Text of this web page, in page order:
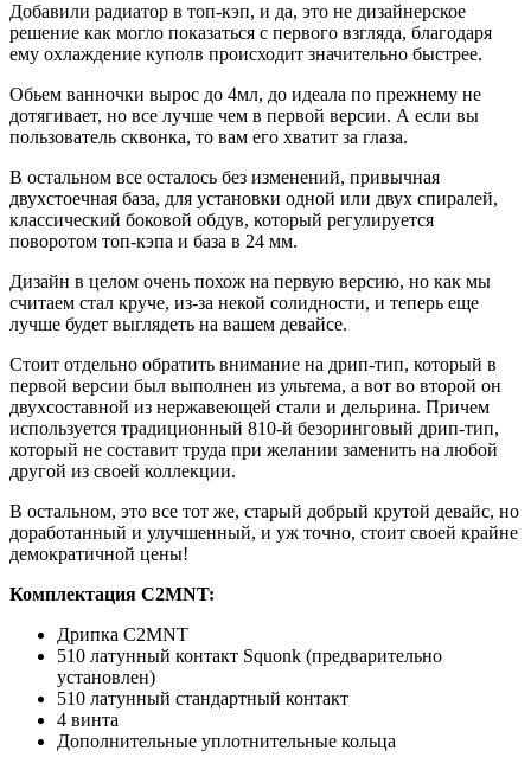
Добавили радиатор в топ-кэп, и да, это не дизайнерское
решение как могло показаться с первого взгляда, благодаря
ему охлаждение куполв происходит значительно быстрее.
Обьем ванночки вырос до 4мл, до идеала по прежнему не
дотягивает, но все лучше чем в первой версии. А если вы
пользователь сквонка, то вам его хватит за глаза.
В остальном все осталось без изменений, привычная
двухстоечная база, для установки одной или двух спиралей,
классический боковой обдув, который регулируется
поворотом топ-кэпа и база в 24 мм.
Дизайн в целом очень похож на первую версию, но как мы
считаем стал круче, из-за некой солидности, и теперь еще
лучше будет выглядеть на вашем девайсе.
Стоит отдельно обратить внимание на дрип-тип, который в
первой версии был выполнен из ультема, а вот во второй он
двухсоставной из нержавеющей стали и дельрина. Причем
используется традиционный 810-й безоринговый дрип-тип,
который не составит труда при желании заменить на любой
другой из своей коллекции.
В остальном, это все тот же, старый добрый крутой девайс, но
доработанный и улучшенный, и уж точно, стоит своей крайне
демократичной цены!
Комплектация C2MNT:
Дрипка C2MNT
510 латунный контакт Squonk (предварительно
установлен)
510 латунный стандартный контакт
4 винта
Дополнительные уплотнительные кольца